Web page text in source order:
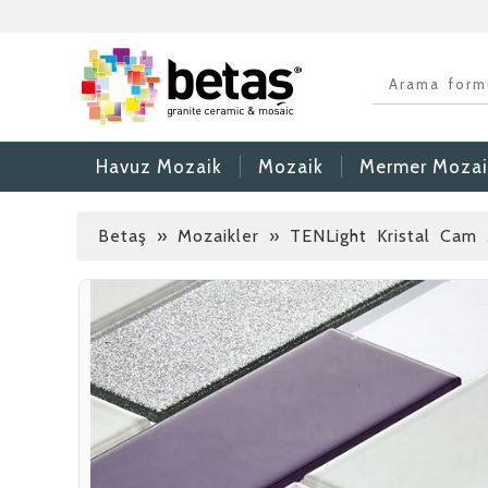
Havuz Mozaik Mozaik Mermer
Betaş » Mozaikler » TENLight Kristal Cam